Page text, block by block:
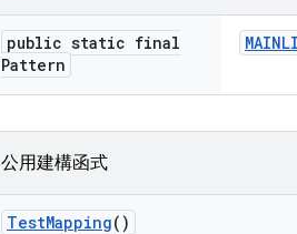
public static final
Pattern
公用建構函式
TestMapping()